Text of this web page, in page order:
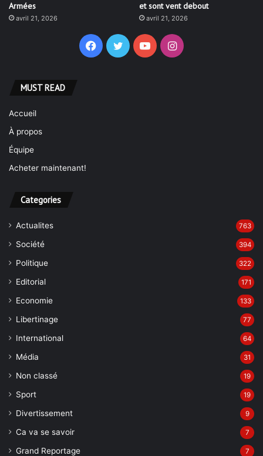
Armées
avril 21, 2026
et sont vent debout
avril 21, 2026
Facebook
TwitterYouTubeInstagram
MUST READ
Accueil
À propos
Équipe
Acheter maintenant!
Categories
Actualites 763
Société 394
Politique 322
Editorial 171
Economie 133
Libertinage 77
International 64
Média 31
Non classé 19
Sport 19
Divertissement 9
Ca va se savoir 7
Grand Reportage 7